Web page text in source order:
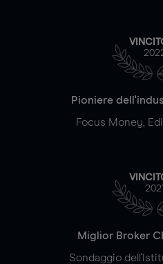
Pioniere
Focus Money,
2021
Miglior Broker
Sondaggio